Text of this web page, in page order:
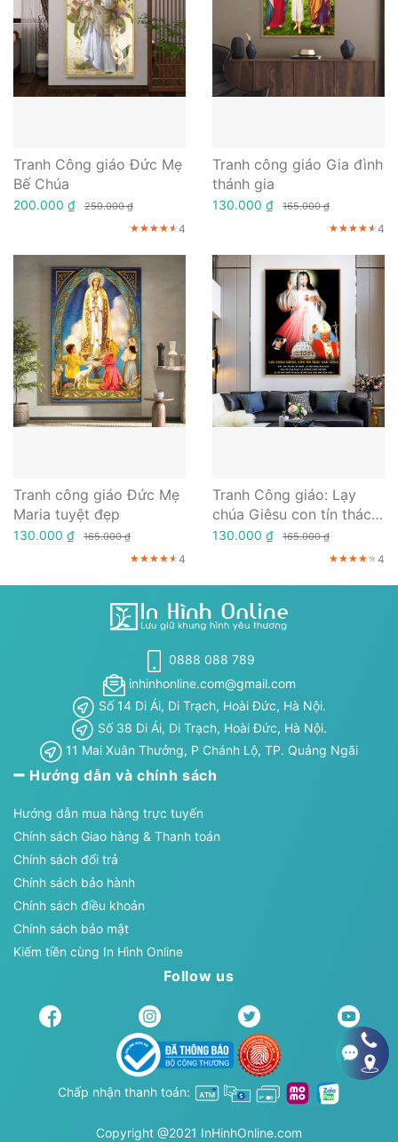
Tranh Công giáo Đức Mẹ
Bế Chúa
200.000 ₫ 250.000 ₫
★★★★★
★★★★★
★★★★★4
Tranh công giáo Gia đình
thánh gia
130.000 ₫ 165.000 ₫
★★★★★
★★★★★
★★★★★4
Tranh công giáo Đức Mẹ
Maria tuyệt đẹp
130.000 ₫ 165.000 ₫
★★★★★
★★★★★
★★★★★4
Tranh Công giáo: Lạy
chúa Giêsu con tín thác
vào Chúa
130.000 ₫ 165.000 ₫
★★★★★
★★★★★
★★★★★4
0888 088 789
inhinhonline.com@gmail.com
Số 14 Di Ái, Di Trạch, Hoài Đức, Hà Nội.
Số 38 Di Ái, Di Trạch, Hoài Đức, Hà Nội.
11 Mai Xuân Thưởng, P Chánh Lộ, TP. Quảng Ngãi
Hướng dẫn và chính sách
Hướng dẫn mua hàng trực tuyến
Chính sách Giao hàng & Thanh toán
Chính sách đổi trả
Chính sách bảo hành
Chính sách điều khoản
Chính sách bảo mật
Kiếm tiền cùng In Hình Online
Follow us
Chấp nhận thanh toán:
Copyright @2021 InHinhOnline.com